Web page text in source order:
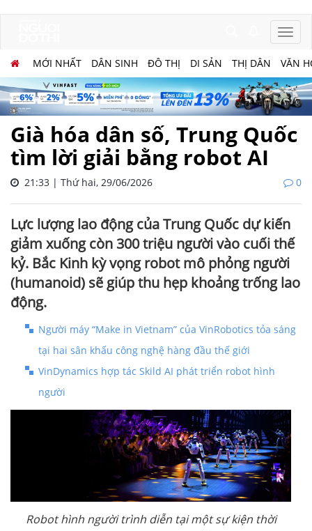
MỚI NHẤT DÂN SINH ĐÔ THỊ DI SẢN THỊ DÂN VĂN
Già hóa dân số, Trung Quốc
tìm lời giải bằng robot AI
21:33 | Thứ hai, 29/06/2026 0
Lực lượng lao động của Trung Quốc dự kiến
giảm xuống còn 300 triệu người vào cuối thế
kỷ. Bắc Kinh kỳ vọng robot mô phỏng người
(humanoid) sẽ giúp thu hẹp khoảng trống lao
động.
Người máy “Make in Vietnam” của VinRobotics tỏa sáng
tại hai sân khấu công nghệ hàng đầu thế giới
VinDynamics hợp tác Skild AI phát triển robot hình
người
Robot hình người trình diễn tại một sự kiện thời